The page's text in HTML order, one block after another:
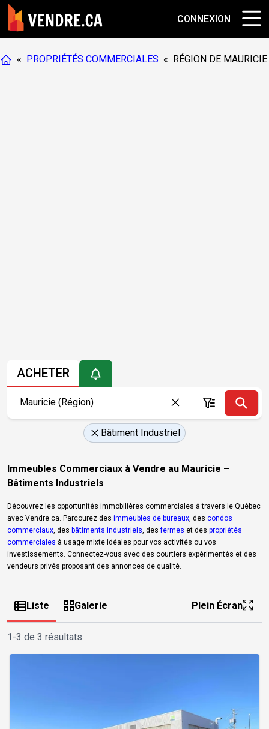
CONNEXION
« PROPRIÉTÉS COMMERCIALES « RÉGION DE MAURICIE
ACHETER
Bâtiment Industriel
Immeubles Commerciaux à Vendre au Mauricie –
Bâtiments Industriels
Découvrez les opportunités immobilières commerciales à travers le Québec
avec Vendre.ca. Parcourez des immeubles de bureaux , des condos
commerciaux , des bâtiments industriels , desfermes et des propriétés
commerciales à usage mixte idéales pour vos activités ou vos
investissements. Connectez-vous avec des courtiers expérimentés et des
vendeurs privés proposant des annonces de qualité.
Liste Galerie Plein Écran
1-3 de 3 résultats